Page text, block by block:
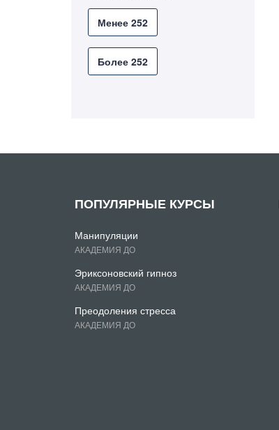
Менее 252
Более 252
ПОПУЛЯРНЫЕ КУРСЫ
Манипуляции
АКАДЕМИЯ ДО
Эриксоновский гипноз
АКАДЕМИЯ ДО
Преодоления стресса
АКАДЕМИЯ ДО